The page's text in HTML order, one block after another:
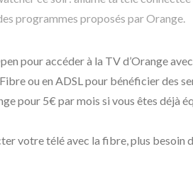
programmes proposés par Orange.
pour accéder à la TV d’Orange
ou en ADSL pour bénéficier des
pour 5€ par mois si vous êtes déjà
votre télé avec la fibre, plus besoin